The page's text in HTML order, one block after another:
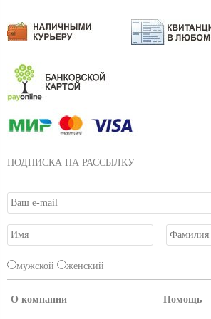
ПОДПИСКА НА РАССЫЛКУ
мужской женский
О компании Помощь